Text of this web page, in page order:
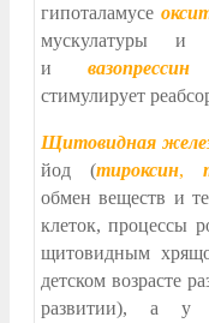
гипоталамусе
мускулатуры
ивазопрессин
стимулирует
Щитовидная
йод (тироксин,
обмен веществ и
клеток, процессы
щитовидным
детском возрасте
развитии), а у